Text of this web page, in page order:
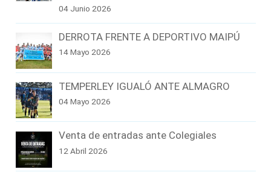
04 Junio 2026
DERROTA FRENTE A DEPORTIVO MAIPÚ
14 Mayo 2026
TEMPERLEY IGUALÓ ANTE ALMAGRO
04 Mayo 2026
Venta de entradas ante Colegiales
12 Abril 2026